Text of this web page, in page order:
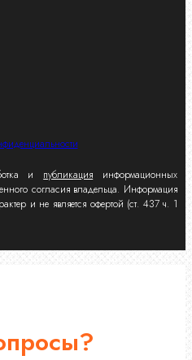
и публикация информационных
согласия владельца. Информация
и не является офертой (ст. 437 ч. 1